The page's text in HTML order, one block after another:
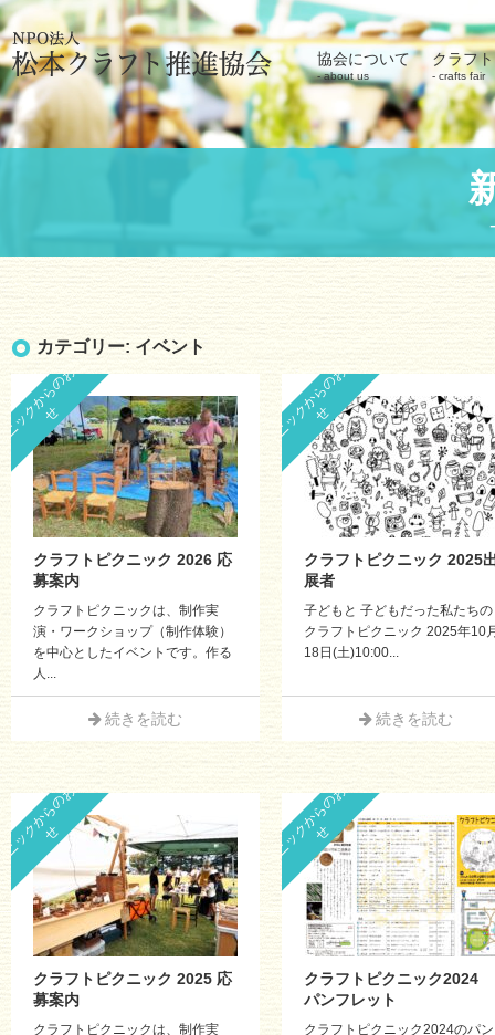
協会について
about us
クラフ
crafts fair
カテゴリー: イベント
せ
クラフトピクニック 2026 応
募案内
クラフトピクニックは、制作実
演・ワークショップ（制作体験）
を中心としたイベントです。作る
人...
続きを読む
ピ
ク
ニ
ッ
ク
か
ら
の
お
知
ら
せ
クラフトピクニック 2025
展者
子どもと 子どもだった私たちの
クラフトピクニック 2025年10
18日(土)10:00...
続きを読む
せ
クラフトピクニック 2025 応
募案内
クラフトピクニックは、制作実
ピ
ク
ニ
ッ
ク
か
ら
の
お
知
ら
せ
クラフトピクニック2024
パンフレット
クラフトピクニック2024のパ